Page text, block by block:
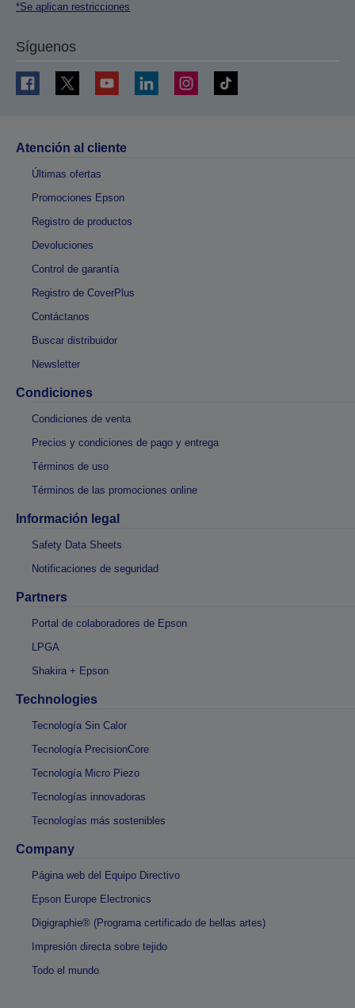
*Se aplican restricciones
Síguenos
Atención al cliente
Últimas ofertas
Promociones Epson
Registro de productos
Devoluciones
Control de garantía
Registro de CoverPlus
Contáctanos
Buscar distribuidor
Newsletter
Condiciones
Condiciones de venta
Precios y condiciones de pago y entrega
Términos de uso
Términos de las promociones online
Información legal
Safety Data Sheets
Notificaciones de seguridad
Partners
Portal de colaboradores de Epson
LPGA
Shakira + Epson
Technologies
Tecnología Sin Calor
Tecnología PrecisionCore
Tecnología Micro Piezo
Tecnologías innovadoras
Tecnologías más sostenibles
Company
Página web del Equipo Directivo
Epson Europe Electronics
Digigraphie® (Programa certificado de bellas artes)
Impresión directa sobre tejido
Todo el mundo